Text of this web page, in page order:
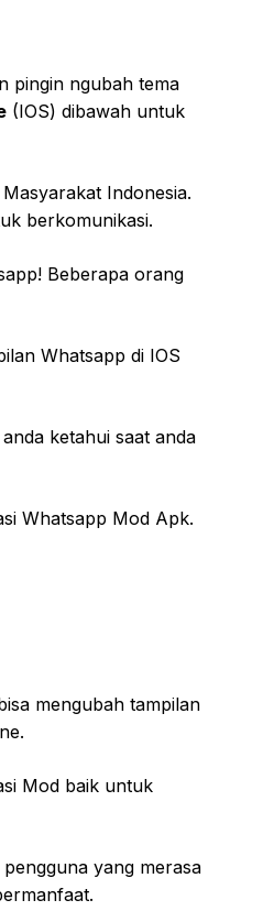
pingin ngubah tema
(IOS) dibawah untuk
Indonesia.
berkomunikasi.
Beberapa orang
Whatsapp di IOS
ketahui saat anda
Whatsapp Mod Apk.
mengubah tampilan
Mod baik untuk
yang merasa